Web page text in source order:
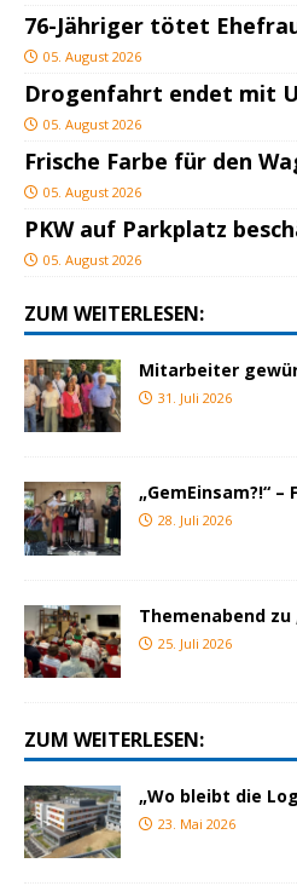
76-Jähriger tötet
05. August 2026
Drogenfahrt endet mit
05. August 2026
Frische Farbe für den
05. August 2026
PKW auf Parkplatz
05. August 2026
ZUM WEITERLESEN:
Mitarbeiter
31. Juli 2026
„GemEinsam?!“
28. Juli 2026
Themenabend zu
25. Juli 2026
ZUM WEITERLESEN:
„Wo bleibt die
23. Mai 2026